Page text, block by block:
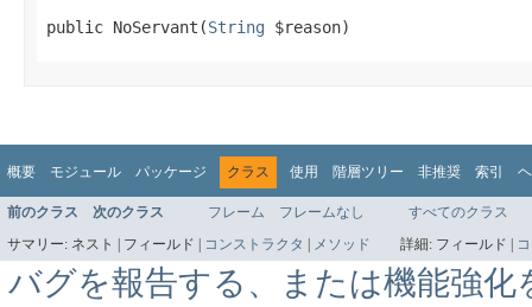
public NoServant​(String $reason)
概要 モジュール パッケージ クラス 使用 階層ツリー 非推奨 索引
前のクラス 次のクラス フレーム フレームなし
すべてのクラス
サマリー: ネスト | フィールド | コンストラクタ | メソッド 詳細: フィールド |
バグを報告する、または機能強化